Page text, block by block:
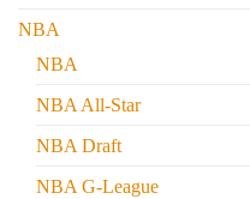
NBA
NBA
NBA All-Star
NBA Draft
NBA G-League